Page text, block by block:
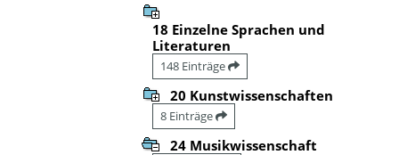
18 Einzelne Sprachen und
Literaturen
148 Einträge
20 Kunstwissenschaften
8 Einträge
24 Musikwissenschaft